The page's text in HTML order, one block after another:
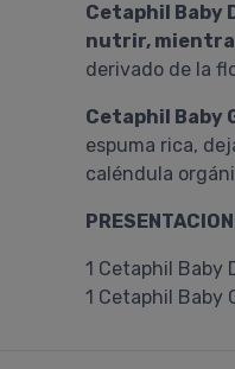
Cetaphil Baby
nutrir,
derivado de la
Cetaphil Baby
espuma rica,
caléndula
1 Cetaphil Baby
1 Cetaphil Baby